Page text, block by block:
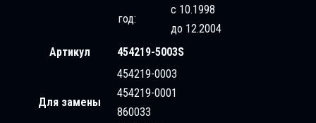
год:
с 10.1998
до 12.2004
Артикул
454219-5003S
Для замены
454219-0003
454219-0001
860033